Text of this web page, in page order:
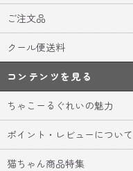
ご注文品
クール便送料
コンテンツを見る
ちゃこーるぐれいの魅力
ポイント・レビューについて
猫ちゃん商品特集